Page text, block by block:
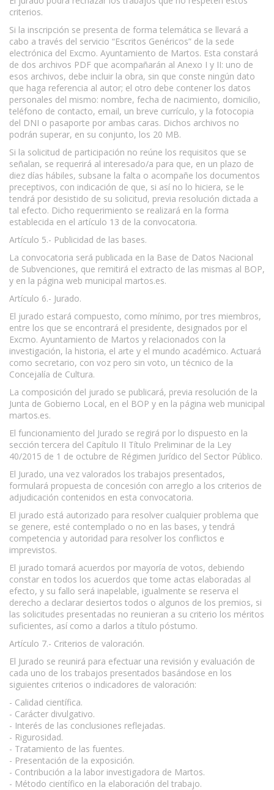
criterios.
Si la inscripción se presenta de forma telemática se llevará a
cabo a través del servicio “Escritos Genéricos” de la sede
electrónica del Excmo. Ayuntamiento de Martos. Esta constará
de dos archivos PDF que acompañarán al Anexo I y II: uno de
esos archivos, debe incluir la obra, sin que conste ningún dato
que haga referencia al autor; el otro debe contener los datos
personales del mismo: nombre, fecha de nacimiento, domicilio,
teléfono de contacto, email, un breve currículo, y la fotocopia
del DNI o pasaporte por ambas caras. Dichos archivos no
podrán superar, en su conjunto, los 20 MB.
Si la solicitud de participación no reúne los requisitos que se
señalan, se requerirá al interesado/a para que, en un plazo de
diez días hábiles, subsane la falta o acompañe los documentos
preceptivos, con indicación de que, si así no lo hiciera, se le
tendrá por desistido de su solicitud, previa resolución dictada a
tal efecto. Dicho requerimiento se realizará en la forma
establecida en el artículo 13 de la convocatoria.
Artículo 5.- Publicidad de las bases.
La convocatoria será publicada en la Base de Datos Nacional
de Subvenciones, que remitirá el extracto de las mismas al BOP,
y en la página web municipal martos.es.
Artículo 6.- Jurado.
El jurado estará compuesto, como mínimo, por tres miembros,
entre los que se encontrará el presidente, designados por el
Excmo. Ayuntamiento de Martos y relacionados con la
investigación, la historia, el arte y el mundo académico. Actuará
como secretario, con voz pero sin voto, un técnico de la
Concejalía de Cultura.
La composición del jurado se publicará, previa resolución de la
Junta de Gobierno Local, en el BOP y en la página web municipal
martos.es.
El funcionamiento del Jurado se regirá por lo dispuesto en la
sección tercera del Capítulo II Título Preliminar de la Ley
40/2015 de 1 de octubre de Régimen Jurídico del Sector Público.
El Jurado, una vez valorados los trabajos presentados,
formulará propuesta de concesión con arreglo a los criterios de
adjudicación contenidos en esta convocatoria.
El jurado está autorizado para resolver cualquier problema que
se genere, esté contemplado o no en las bases, y tendrá
competencia y autoridad para resolver los conflictos e
imprevistos.
El jurado tomará acuerdos por mayoría de votos, debiendo
constar en todos los acuerdos que tome actas elaboradas al
efecto, y su fallo será inapelable, igualmente se reserva el
derecho a declarar desiertos todos o algunos de los premios, si
las solicitudes presentadas no reunieran a su criterio los méritos
suficientes, así como a darlos a título póstumo.
Artículo 7.- Criterios de valoración.
El Jurado se reunirá para efectuar una revisión y evaluación de
cada uno de los trabajos presentados basándose en los
siguientes criterios o indicadores de valoración:
- Calidad científica.
- Carácter divulgativo.
- Interés de las conclusiones reflejadas.
- Rigurosidad.
- Tratamiento de las fuentes.
- Presentación de la exposición.
- Contribución a la labor investigadora de Martos.
- Método científico en la elaboración del trabajo.